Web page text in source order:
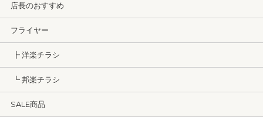
店長のおすすめ
フライヤー
┣ 洋楽チラシ
┗ 邦楽チラシ
SALE商品